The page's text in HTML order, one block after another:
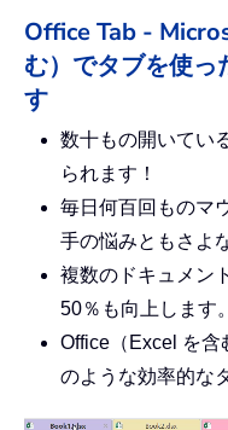
Office Tab -
む）でタブを使っ
す
数十もの開いてい
られます！
毎日何百回ものマ
手の悩みともさよ
複数のドキュメン
50％も向上します。
Office（Excel を
のような効率的な